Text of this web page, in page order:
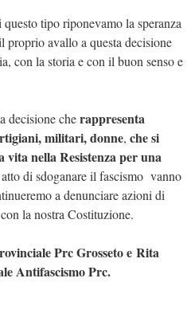
tipo riponevamo la speranza
proprio avallo a questa decisione
con la storia e con il buon senso e
decisione cherappresenta
militari, donne, che si
vita nella Resistenza per una
di sdoganare il fascismo vanno
a denunciare azioni di
la nostra Costituzione.
Prc Grosseto e Rita
Antifascismo Prc.